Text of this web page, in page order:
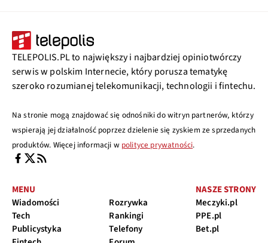
TELEPOLIS.PL to największy i najbardziej opiniotwórczy
serwis w polskim Internecie, który porusza tematykę
szeroko rozumianej telekomunikacji, technologii i fintechu.
Na stronie mogą znajdować się odnośniki do witryn partnerów, którzy
wspierają jej działalność poprzez dzielenie się zyskiem ze sprzedanych
produktów. Więcej informacji w polityce prywatności.
MENU
Wiadomości
Tech
Publicystyka
Rozrywka
Rankingi
Telefony
NASZE STRONY
Meczyki.pl
PPE.pl
Bet.pl